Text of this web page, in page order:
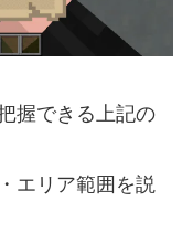
握できる上記の
エリア範囲を説